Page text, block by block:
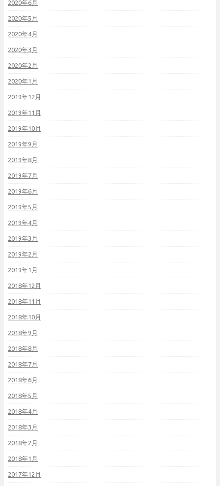
2020年6月
2020年5月
2020年4月
2020年3月
2020年2月
2020年1月
2019年12月
2019年11月
2019年10月
2019年9月
2019年8月
2019年7月
2019年6月
2019年5月
2019年4月
2019年3月
2019年2月
2019年1月
2018年12月
2018年11月
2018年10月
2018年9月
2018年8月
2018年7月
2018年6月
2018年5月
2018年4月
2018年3月
2018年2月
2018年1月
2017年12月